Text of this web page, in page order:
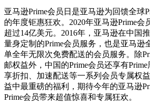
亚马逊Prime会员日是亚马逊为回馈全球
的年度钜惠狂欢。2020年亚马逊Prime会
超过14亿美元。2016年，亚马逊在中国
量身定制的Prime会员服务，也是亚马逊
单全年无限次免费配送的会员服务。除
邮权益外，中国的Prime会员还享有
享折扣、加速配送等一系列会员专属权
益中最重磅的福利，期待今年的亚马逊
Prime会员带来超值惊喜和专属狂欢。